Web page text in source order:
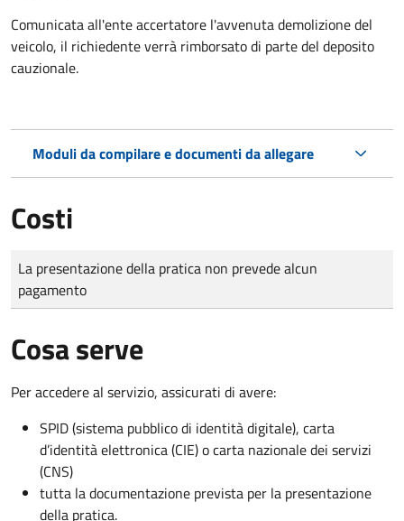
Comunicata all'ente accertatore l'avvenuta demolizione del
veicolo, il richiedente verrà rimborsato di parte del deposito
cauzionale.
Moduli da compilare e documenti da allegare
Costi
Tipo di pagamento
Importo
La presentazione della pratica non prevede alcun
pagamento
Cosa serve
Per accedere al servizio, assicurati di avere:
SPID (sistema pubblico di identità digitale), carta
d’identità elettronica (CIE) o carta nazionale dei servizi
(CNS)
tutta la documentazione prevista per la presentazione
della pratica.